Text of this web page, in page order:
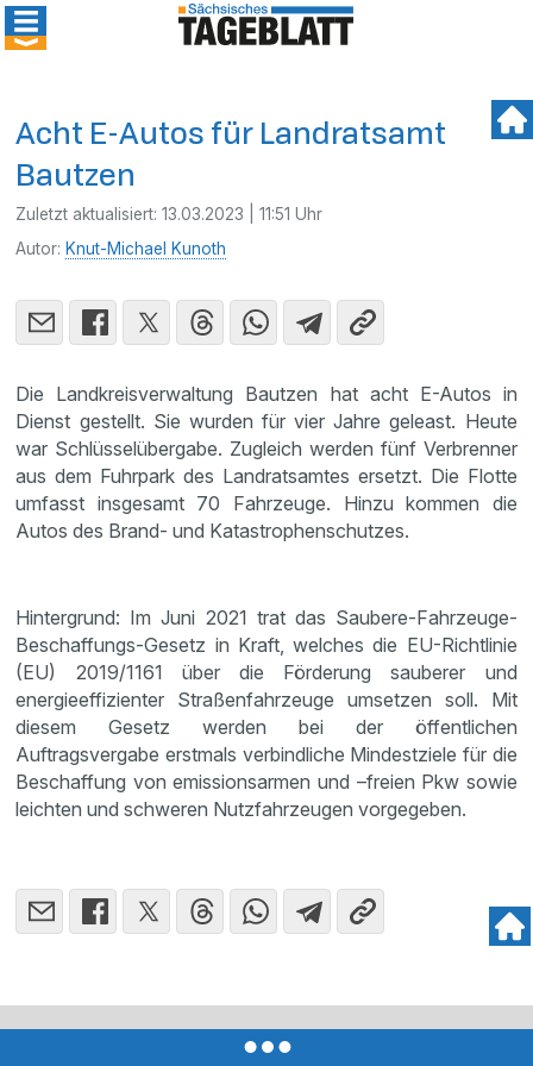
Acht E-Autos für Landratsamt
Bautzen
Zuletzt aktualisiert:13.03.2023 | 11:51 Uhr
Autor: Knut-Michael Kunoth
Die Landkreisverwaltung Bautzen hat acht E-Autos in
Dienst gestellt. Sie wurden für vier Jahre geleast. Heute
war Schlüsselübergabe. Zugleich werden fünf Verbrenner
aus dem Fuhrpark des Landratsamtes ersetzt. Die Flotte
umfasst insgesamt 70 Fahrzeuge. Hinzu kommen die
Autos des Brand- und Katastrophenschutzes.
Hintergrund: Im Juni 2021 trat das Saubere-Fahrzeuge-
Beschaffungs-Gesetz in Kraft, welches die EU-Richtlinie
(EU) 2019/1161 über die Förderung sauberer und
energieeffizienter Straßenfahrzeuge umsetzen soll. Mit
diesem Gesetz werden bei der öffentlichen
Auftragsvergabe erstmals verbindliche Mindestziele für die
Beschaffung von emissionsarmen und –freien Pkw sowie
leichten und schweren Nutzfahrzeugen vorgegeben.